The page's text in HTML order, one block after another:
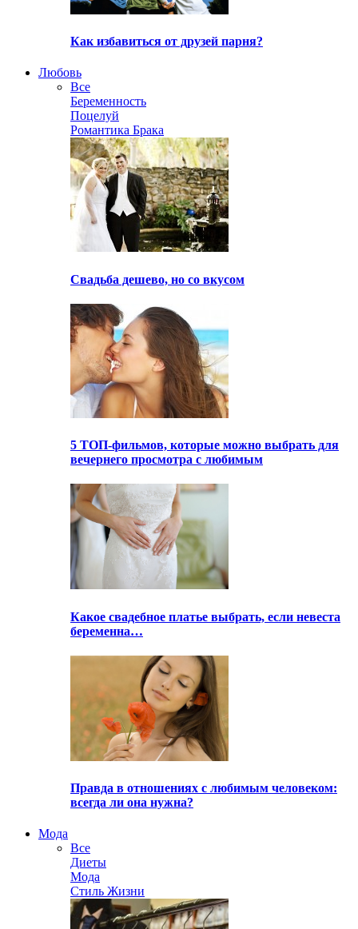
Как избавиться от друзей парня?
Любовь
Все
Беременность
Поцелуй
Романтика Брака
Свадьба дешево, но со вкусом
5 ТОП-фильмов, которые можно выбрать для
вечернего просмотра с любимым
Какое свадебное платье выбрать, если невеста
беременна…
Правда в отношениях с любимым человеком:
всегда ли она нужна?
Мода
Все
Диеты
Мода
Стиль Жизни